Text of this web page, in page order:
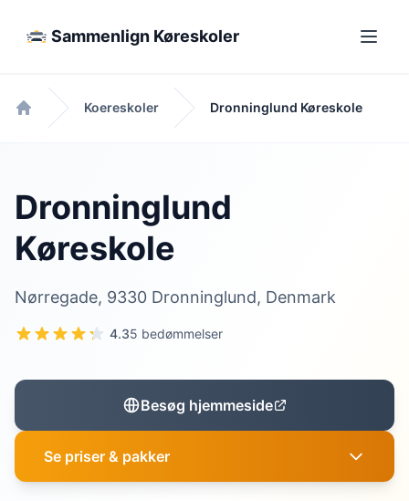
Sammenlign Køreskoler
Forside
Koereskoler Dronninglund Køreskole
Dronninglund
Køreskole
Nørregade, 9330 Dronninglund, Denmark
4.35 bedømmelser
Besøg hjemmeside
Se priser & pakker